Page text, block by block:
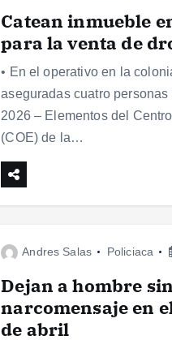
Catean inmueble
para la venta de
• En el operativo en la
aseguradas cuatro
2026 – Elementos del
(COE) de la…
Andres Salas Policiaca
Dejan a hombre
narcomensaje en
de abril